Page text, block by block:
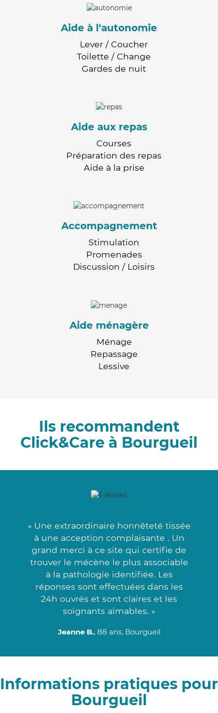
Aide à l'autonomie
Lever / Coucher
Toilette / Change
Gardes de nuit
Aide aux repas
Courses
Préparation des repas
Aide à la prise
Accompagnement
Stimulation
Promenades
Discussion / Loisirs
Aide ménagère
Ménage
Repassage
Lessive
Ils recommandent
Click&Care à Bourgueil
« Une extraordinaire honnêteté tissée
à une acception complaisante . Un
grand merci à ce site qui certifie de
trouver le mécène le plus associable
à la pathologie identifiée. Les
réponses sont effectuées dans les
24h ouvrés et sont claires et les
soignants aimables. »
Jeanne B., 88 ans, Bourgueil
Informations pratiques pour
Bourgueil